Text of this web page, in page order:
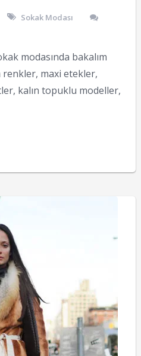
Sokak Modası
modasında bakalım
maxi etekler,
kalın topuklu modeller,